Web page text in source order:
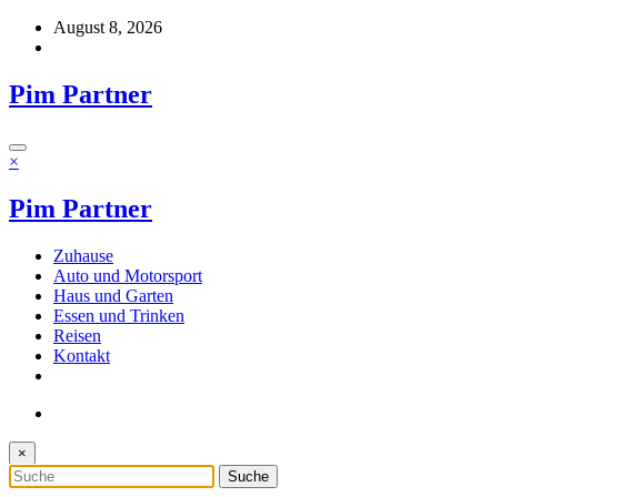
Zum
Inhalt
August 8, 2026
Pim Partner
×
Pim Partner
Zuhause
Auto und Motorsport
Haus und Garten
Essen und Trinken
Reisen
Kontakt
×